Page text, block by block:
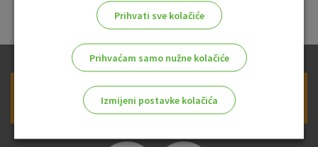
Prijava na newsletter OTP banke
Prihvati sve kolačiće
Prihvaćam samo nužne kolačiće
Izmijeni postavke kolačića